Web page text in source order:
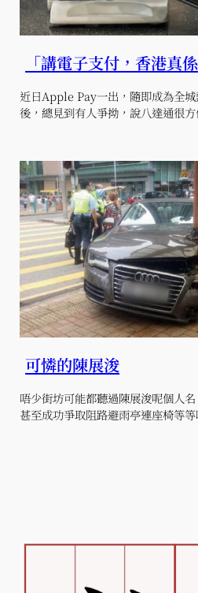
「講電子支付，香港真
近日Apple Pay一出，隨即成為全
後，總見到有人爭拗，說八達通很
可憐的陳展浚
唔少街坊可能都聽過陳展浚呢個人
甚至成功爭取阻路避雨亭連座椅等